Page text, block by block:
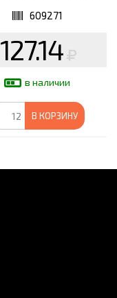
609271
609271
127.14
в наличии
В КОРЗИНУ